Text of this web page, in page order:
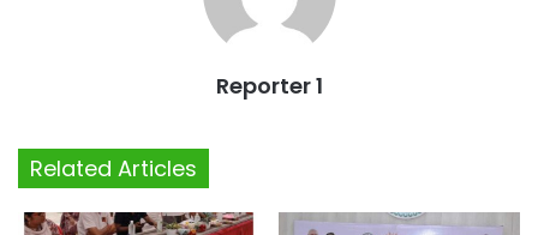
Reporter 1
Related Articles